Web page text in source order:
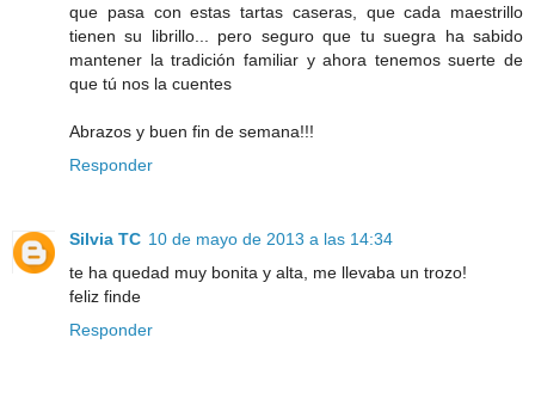
que pasa con estas tartas caseras, que cada maestrillo
tienen su librillo... pero seguro que tu suegra ha sabido
mantener la tradición familiar y ahora tenemos suerte de
que tú nos la cuentes
Abrazos y buen fin de semana!!!
Responder
Silvia TC 10 de mayo de 2013 a las 14:34
te ha quedad muy bonita y alta, me llevaba un trozo!
feliz finde
Responder